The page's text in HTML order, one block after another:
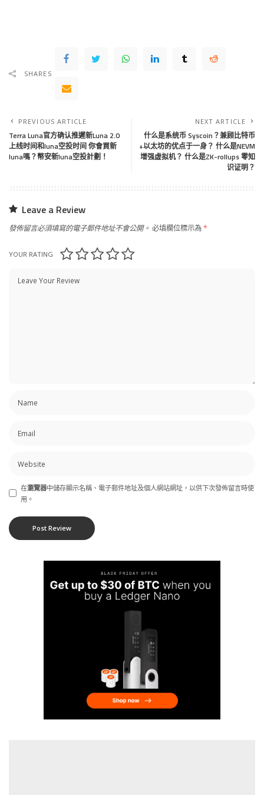
SHARES
PREVIOUS ARTICLE
Terra Luna官方确认推遲新Luna 2.0
上线时间和luna空投时间 你會買新
luna嗎？幣安新luna空投計劃！
NEXT ARTICLE
什么是系统币 Syscoin？兼顾比特币
+以太坊的优点于一身？ 什么是NEVM
增强虚拟机？ 什么是ZK-rollups 零知
识证明？
Leave a Review
發佈留言必須填寫的電子郵件地址不會公開。 必填欄位標示為*
YOUR RATING
在瀏覽器中儲存顯示名稱、電子郵件地址及個人網站網址，以供下次發佈留言時使
用。